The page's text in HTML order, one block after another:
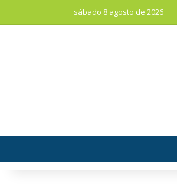
sábado 8 agosto de 2026